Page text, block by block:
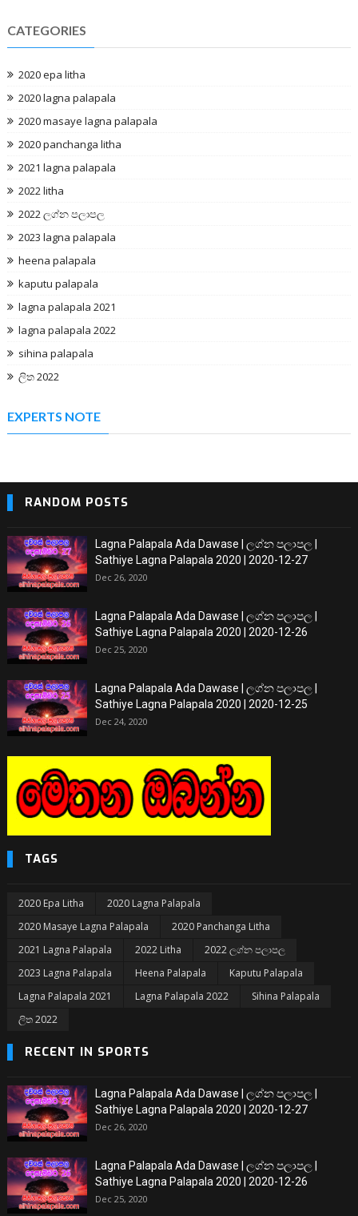
CATEGORIES
2020 epa litha
2020 lagna palapala
2020 masaye lagna palapala
2020 panchanga litha
2021 lagna palapala
2022 litha
2022 ලග්න පලාපල
2023 lagna palapala
heena palapala
kaputu palapala
lagna palapala 2021
lagna palapala 2022
sihina palapala
ලිත 2022
EXPERTS NOTE
RANDOM POSTS
Lagna Palapala Ada Dawase | ලග්න පලාපල |
Sathiye Lagna Palapala 2020 | 2020-12-27
Dec 26, 2020
Lagna Palapala Ada Dawase | ලග්න පලාපල |
Sathiye Lagna Palapala 2020 | 2020-12-26
Dec 25, 2020
Lagna Palapala Ada Dawase | ලග්න පලාපල |
Sathiye Lagna Palapala 2020 | 2020-12-25
Dec 24, 2020
TAGS
2020 Epa Litha
2020 Lagna Palapala
2020 Masaye Lagna Palapala
2020 Panchanga Litha
2021 Lagna Palapala
2022 Litha
2022 ලග්න පලාපල
2023 Lagna Palapala
Heena Palapala
Kaputu Palapala
Lagna Palapala 2021
Lagna Palapala 2022
Sihina Palapala
ලිත 2022
RECENT IN SPORTS
Lagna Palapala Ada Dawase | ලග්න පලාපල |
Sathiye Lagna Palapala 2020 | 2020-12-27
Dec 26, 2020
Lagna Palapala Ada Dawase | ලග්න පලාපල |
Sathiye Lagna Palapala 2020 | 2020-12-26
Dec 25, 2020